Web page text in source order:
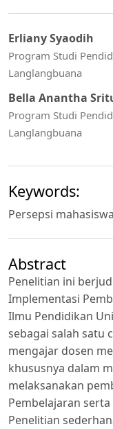
Erliany Syaodih
Program Studi
Langlangbuana
Bella Anantha
Program Studi
Langlangbuana
Keywords:
Persepsi
Abstract
Penelitian ini
Implementasi
Ilmu Pendidikan
sebagai salah satu
mengajar dosen
khususnya dalam
melaksanakan
Pembelajaran
Penelitian